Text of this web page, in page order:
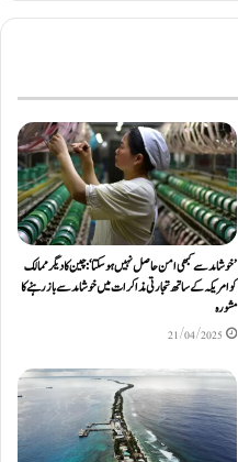
’خوشامد سے کبھی امن حاصل نہیں ہو سکتا‘: چین کا دیگر ممالک
کو امریکہ کے ساتھ تجارتی مذاکرات میں خوشامد سے باز رہنے کا
مشورہ
21/04/2025